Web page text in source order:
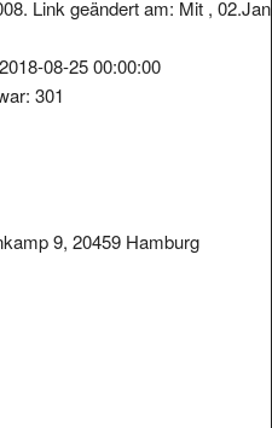
Link geändert am: Mit , 02.Jan
08-25 00:00:00
301
9, 20459 Hamburg